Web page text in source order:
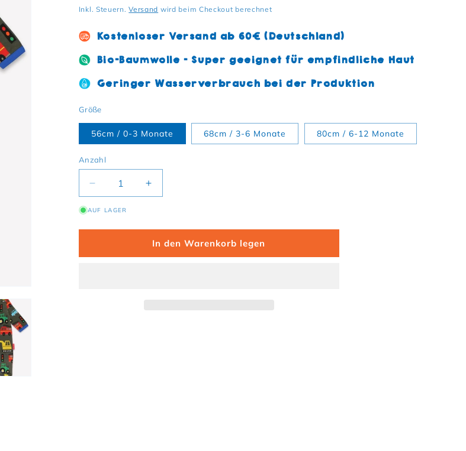
Inkl. Steuern.Versand wird beim Checkout berechnet
Kostenloser Versand ab 60€ (Deutschland)
Bio-Baumwolle - Super geeignet für empfindliche Haut
Geringer Wasserverbrauch bei der Produktion
Größe
56cm / 0-3 Monate 68cm / 3-6 Monate 80cm / 6-12 Monate
Anzahl
Verringere die Menge für Bio-Baumwoll Baby Geschenkset mit Strampler,
Erhöhe die Menge für Bio-Baumwoll Baby Geschenkset mit
AUF LAGER
In den Warenkorb legen